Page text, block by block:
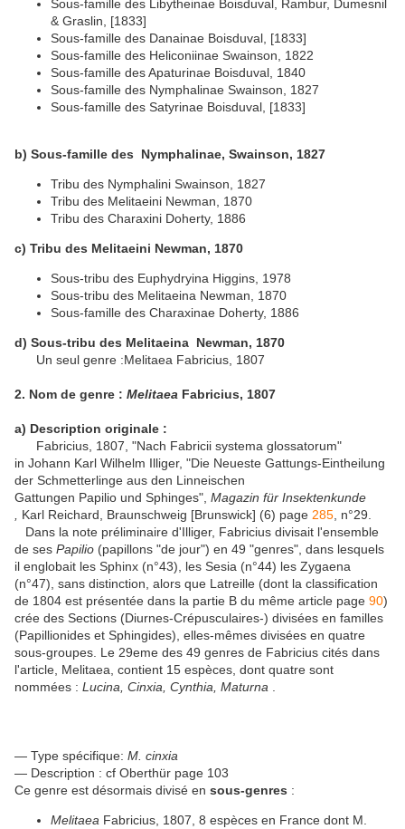
Sous-famille des Libytheinae Boisduval, Rambur, Dumesnil
& Graslin, [1833]
Sous-famille des Danainae Boisduval, [1833]
Sous-famille des Heliconiinae Swainson, 1822
Sous-famille des Apaturinae Boisduval, 1840
Sous-famille des Nymphalinae Swainson, 1827
Sous-famille des Satyrinae Boisduval, [1833]
b) Sous-famille des Nymphalinae, Swainson, 1827
Tribu des Nymphalini Swainson, 1827
Tribu des Melitaeini Newman, 1870
Tribu des Charaxini Doherty, 1886
c) Tribu des Melitaeini Newman, 1870
Sous-tribu des Euphydryina Higgins, 1978
Sous-tribu des Melitaeina Newman, 1870
Sous-famille des Charaxinae Doherty, 1886
d) Sous-tribu des Melitaeina Newman, 1870
Un seul genre :Melitaea Fabricius, 1807
2. Nom de genre : Melitaea Fabricius, 1807
a) Description originale :
Fabricius, 1807, "Nach Fabricii systema glossatorum"
in Johann Karl Wilhelm Illiger, "Die Neueste Gattungs-Eintheilung
der Schmetterlinge aus den Linneischen
Gattungen Papilio und Sphinges", Magazin für Insektenkunde
Karl Reichard, Braunschweig [Brunswick] (6) page 285 , n°29.
Dans la note préliminaire d'Illiger, Fabricius divisait l'ensemble
de ses Papilio (papillons "de jour") en 49 "genres", dans lesquels
il englobait les Sphinx (n°43), les Sesia (n°44) les Zygaena
(n°47), sans distinction, alors que Latreille (dont la classification
de 1804 est présentée dans la partie B du même article page 90)
crée des Sections (Diurnes-Crépusculaires-) divisées en familles
(Papillionides et Sphingides), elles-mêmes divisées en quatre
sous-groupes. Le 29eme des 49 genres de Fabricius cités dans
l'article, Melitaea, contient 15 espèces, dont quatre sont
nommées : Lucina, Cinxia, Cynthia, Maturna
— Type spécifique: M. cinxia
— Description : cf Oberthür page 103
Ce genre est désormais divisé en sous-genres :
Melitaea Fabricius, 1807, 8 espèces en France dont M.